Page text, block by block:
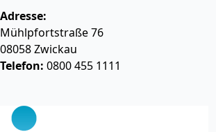
Adresse:
Mühlpfortstraße 76
08058Zwickau
Telefon: 0800 455 1111